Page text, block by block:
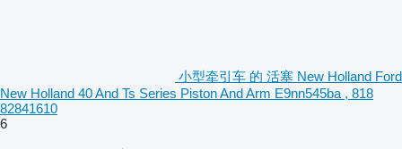
小型牵引车 的 活塞 New Holland Ford
New Holland 40 And Ts Series Piston And Arm E9nn545ba , 818
82841610
6